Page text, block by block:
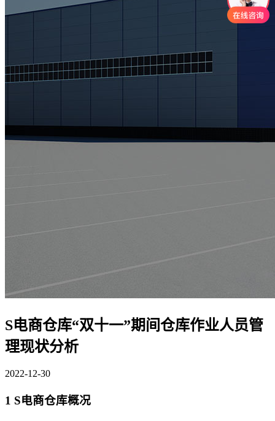
S电商仓库“双十一”期间仓库作业人员管
理现状分析
2022-12-30
1 S电商仓库概况